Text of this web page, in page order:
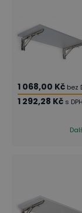
1 068,00 Kč bez
1 292,28 Kč s DPH